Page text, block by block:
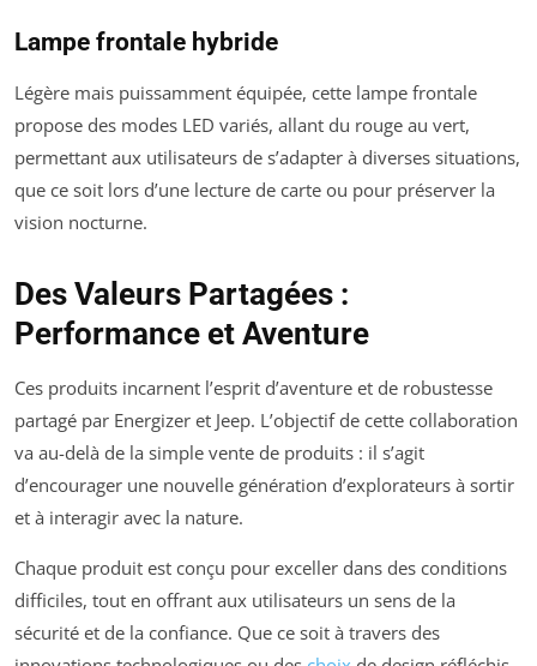
Lampe frontale hybride
Légère mais puissamment équipée, cette lampe frontale
propose des modes LED variés, allant du rouge au vert,
permettant aux utilisateurs de s’adapter à diverses situations,
que ce soit lors d’une lecture de carte ou pour préserver la
vision nocturne.
Des Valeurs Partagées :
Performance et Aventure
Ces produits incarnent l’esprit d’aventure et de robustesse
partagé par Energizer et Jeep. L’objectif de cette collaboration
va au-delà de la simple vente de produits : il s’agit
d’encourager une nouvelle génération d’explorateurs à sortir
et à interagir avec la nature.
Chaque produit est conçu pour exceller dans des conditions
difficiles, tout en offrant aux utilisateurs un sens de la
sécurité et de la confiance. Que ce soit à travers des